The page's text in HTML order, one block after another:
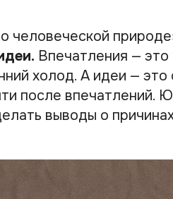
человеческой
Впечатления — это
холод. А идеи — это
после впечатлений.
выводы о